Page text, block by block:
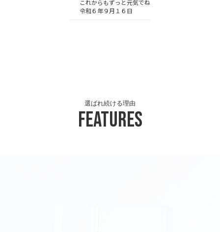
これからもずっと元気でね
令和６年９月１６日
Features
選ばれ続ける理由